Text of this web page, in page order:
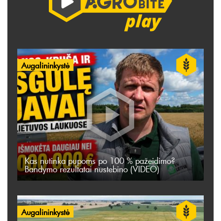
Augalininkystė
Kas nutinka pupoms po 100 % pažeidimo?
Bandymo rezultatai nustebino (VIDEO)
Augalininkystė